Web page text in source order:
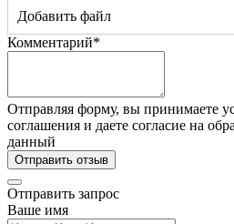
Добавить файл
Комментарий*
Отправляя форму, вы принимаете
соглашения и даете согласие на
данный
Отправить отзыв
Отправить запрос
Ваше имя